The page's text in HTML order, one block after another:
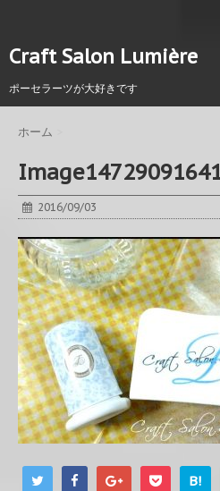
Craft Salon Lumière
ポーセラーツが大好きです
ホーム
2016/09/03
B!